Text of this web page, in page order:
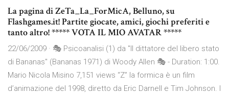
La pagina di ZeTa_La_ForMicA, Belluno, su
Flashgames.it! Partite giocate, amici, giochi preferiti e
tanto altro! ***** VOTA IL MIO AVATAR *****
22/06/2009 · 🎭 Psicoanalisi (1) da "Il dittatore del libero stato
di Bananas" (Bananas 1971) di Woody Allen 🎭 - Duration: 1:00.
Mario Nicola Misino 7,151 views “Z” la formica è un film
d’animazione del 1998, diretto da Eric Darnell e Tim Johnson. I